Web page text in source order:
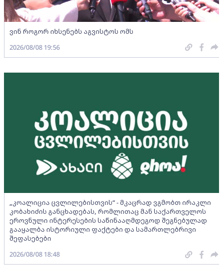
ვინ როგორ იხსენებს აგვისტოს ომს
2026/08/08 19:56
„კოალიცია ცვლილებისთვის“ - მკაცრად ვგმობთ ირაკლი
კობახიძის განცხადებას, რომლითაც მან საქართველოს
ეროვნული ინტერესების საწინააღმდეგოდ შეგნებულად
გააყალბა ისტორიული ფაქტები და სამართლებრივი
შეფასებები
2026/08/08 18:48